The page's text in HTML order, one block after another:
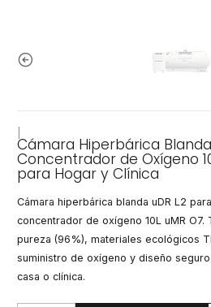
Cámara Hiperbárica
Concentrador de Oxígeno
para Hogar y Clínica
Cámara hiperbárica blanda uDR L2
concentrador de oxígeno 10L uMR O7.
pureza (96%), materiales ecológicos
suministro de oxígeno y diseño
casa o clínica.